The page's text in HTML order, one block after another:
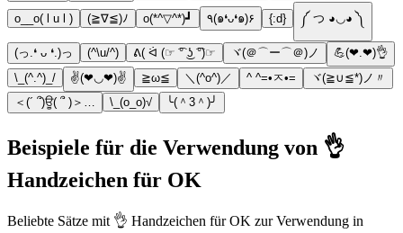
o__o( l u l ) (≧∇≦)ﾉ o(*^▽^*)┛ ٩(๑❛ᴗ❛๑)۶ {:d} ༼ つ ◕◡◕ ༽
(っ.❛ ᴗ ❛.)っ (^\u/^) ᕕ( ᐛ (☞ ͡° ͜ʖ ͡°)☞ ヾ(＠⌒ー⌒＠)ノ
💪(❤.❤)👌
\_(^.^)_/
✌(❤◡❤)✌ ≧ω≦ ＼(^o^)／ ^ ^=•ㅈ•=
ヾ(≧∪≦*)ノ〃
＜(´ ՞)ਊ( ՞ )＞…
\_(o_o)√ ╰(＾3＾)╯
Beispiele für die Verwendung von 👌
Handzeichen für OK
Beliebte Sätze mit 👌 Handzeichen für OK zur Verwendung in